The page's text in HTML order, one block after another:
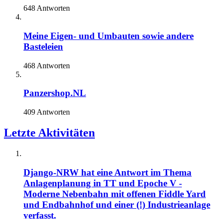
648 Antworten
Meine Eigen- und Umbauten sowie andere
Basteleien
468 Antworten
Panzershop.NL
409 Antworten
Letzte Aktivitäten
Django-NRW hat eine Antwort im Thema
Anlagenplanung in TT und Epoche V -
Moderne Nebenbahn mit offenen Fiddle Yard
und Endbahnhof und einer (!) Industrieanlage
verfasst.